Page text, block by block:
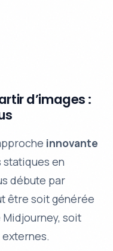
d’images :
innovante
statiques en
débute par
être soitgénérée
Midjourney, soit